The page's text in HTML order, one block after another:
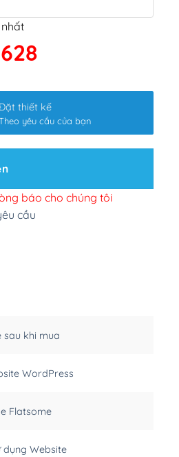
(+50,000₫)
thiết kế
yêu cầu của bạn
báo cho chúng tôi
cầu
sau khi mua
WordPress
Flatsome
dụng Website